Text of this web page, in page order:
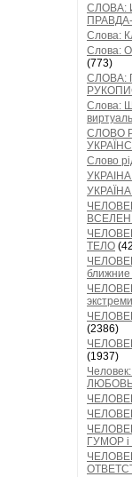
СЛОВА:
Слова:
Слова:
(773)
СЛОВА:
Слова:
СЛОВО
Слово
УКРАЇНА
ТЕЛО
(2386)
(1937)
ГУМОР